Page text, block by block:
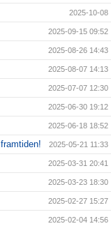
2025-10-08
2025-09-15 09:52
2025-08-26 14:43
2025-08-07 14:13
2025-07-07 12:30
2025-06-30 19:12
2025-06-18 18:52
2025-05-21 11:33
2025-03-31 20:41
2025-03-23 18:30
2025-02-27 15:27
2025-02-04 14:56